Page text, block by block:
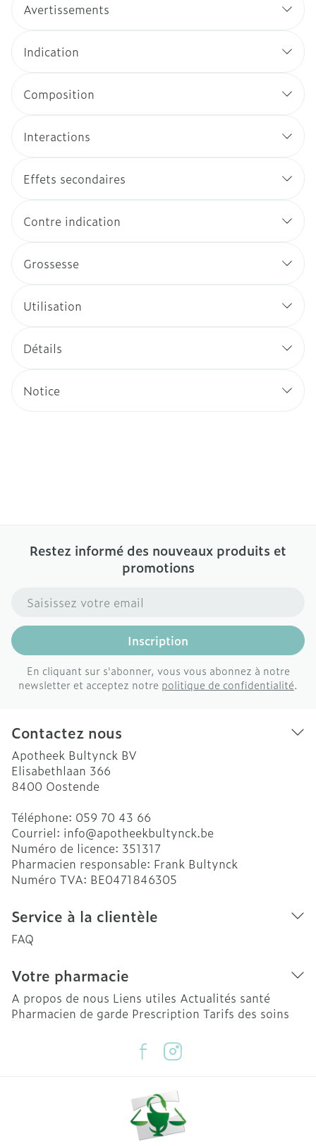
Avertissements
Indication
Composition
Interactions
Effets secondaires
Contre indication
Grossesse
Utilisation
Détails
Notice
Restez informé des nouveaux produits et
promotions
Adresse mail
Inscription
En cliquant sur s'abonner, vous vous abonnez à notre
newsletter et acceptez notre politique de confidentialité.
Contactez nous
Apotheek Bultynck BV
Elisabethlaan 366
8400 Oostende
Téléphone: 059 70 43 66
Courriel: info@apotheekbultynck.be
Numéro de licence: 351317
Pharmacien responsable: Frank Bultynck
Numéro TVA: BE0471846305
Service à la clientèle
FAQ
Votre pharmacie
A propos de nous Liens utiles Actualités santé
Pharmacien de garde Prescription Tarifs des soins